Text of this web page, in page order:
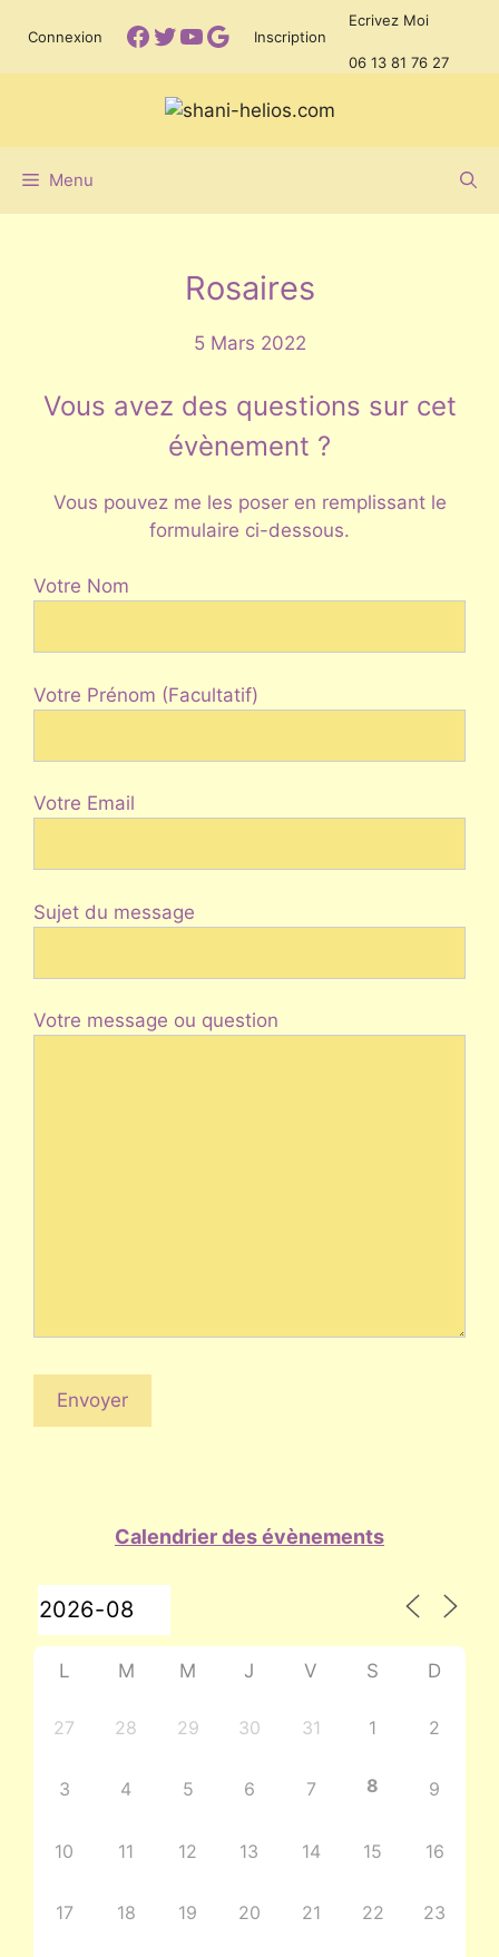
contenu
Connexion Facebook
Twitter
YouTube
Google
Inscription
Ecrivez Moi
06 13 81 76 27
Menu
Rosaires
5 Mars 2022
Vous avez des questions sur cet
évènement ?
Vous pouvez me les poser en remplissant le
formulaire ci-dessous.
Votre Nom
Votre Prénom (Facultatif)
Votre Email
Sujet du message
Votre message ou question
Calendrier des évènements
L M M J V S D
27 28 29 30 31 1 2
3 4 5 6 7 8 9
10 11 12 13 14 15 16
17 18 19 20 21 22 23